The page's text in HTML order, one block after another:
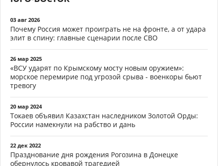
03 авг 2026
Почему Россия может проиграть не на фронте, а от удара
элит в спину: главные сценарии после СВО
26 мар 2025
«ВСУ ударят по Крымскому мосту новым оружием»:
морское перемирие под угрозой срыва - военкоры бьют
тревогу
20 мар 2024
Токаев объявил Казахстан наследником Золотой Орды:
России намекнули на рабство и дань
22 дек 2022
Празднование дня рождения Рогозина в Донецке
обернулось кровавой трагедией